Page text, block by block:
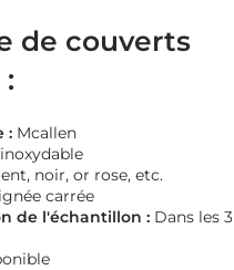
de couverts
: Mcallen
noir, or rose, etc.
carrée
de l'échantillon : Dans les 3